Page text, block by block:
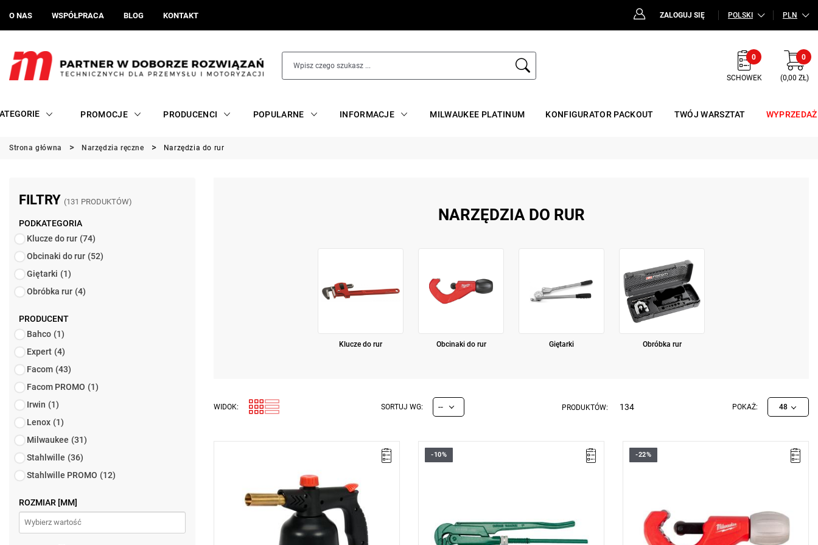
O NAS WSPÓŁPRACA BLOG KONTAKT ZALOGUJ SIĘ POLSKI PLN
0
SCHOWEK
0
(0,00 ZŁ)
PROMOCJE PRODUCENCI POPULARNE INFORMACJE MILWAUKEE PLATINUM KONFIGURATOR PACKOUT TWÓJ WARSZTAT WYPRZEDAŻ
Strona główna Narzędzia ręczne Narzędzia do rur
FILTRY (131 PRODUKTÓW)
PODKATEGORIA
Klucze do rur (74)
Obcinaki do rur (52)
Giętarki (1)
Obróbka rur (4)
PRODUCENT
Bahco (1)
Expert (4)
Facom (43)
Facom PROMO (1)
Irwin (1)
Lenox (1)
Milwaukee (31)
Stahlwille (36)
Stahlwille PROMO (12)
ROZMIAR [MM]
NARZĘDZIA DO RUR
Klucze do rur Obcinaki do rur Giętarki Obróbka rur
WIDOK: SORTUJ WG: -- PRODUKTÓW: 134 POKAŻ: 48
• Do lutowania, podgrzewania oraz
osuszania
• Rodzaj gazu zasilającego: butan z butli
• Rodzaj pojemnika z gazem: pod
bezpośrednim ciśnieniem, typ EN417
• Waga: 2,24 kg
-10% -22%